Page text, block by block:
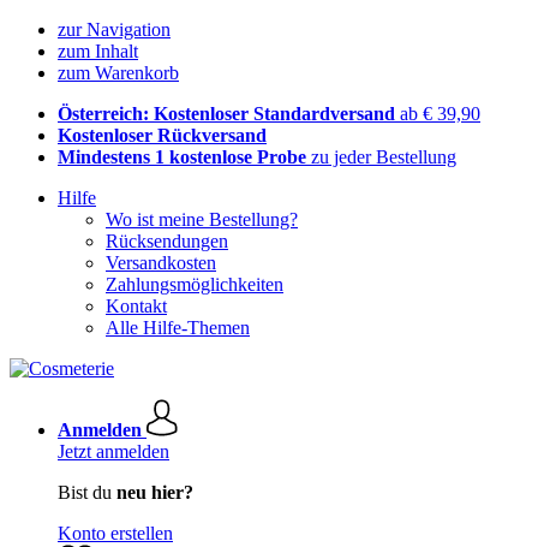
zur Navigation
zum Inhalt
zum Warenkorb
Österreich: Kostenloser Standardversand ab € 39,90
Kostenloser Rückversand
Mindestens 1 kostenlose Probe zu jeder Bestellung
Hilfe
Wo ist meine Bestellung?
Rücksendungen
Versandkosten
Zahlungsmöglichkeiten
Kontakt
Alle Hilfe-Themen
Anmelden
Jetzt anmelden
Bist du neu hier?
Konto erstellen